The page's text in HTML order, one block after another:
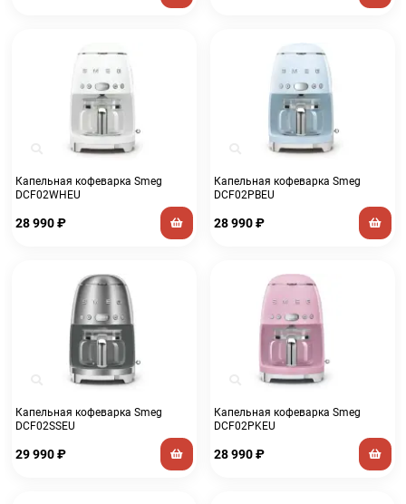
Капельная кофеварка Smeg
DCF02WHEU
28 990₽
Капельная кофеварка Smeg
DCF02PBEU
28 990₽
Капельная кофеварка Smeg
DCF02SSEU
29 990₽
Капельная кофеварка Smeg
DCF02PKEU
28 990₽